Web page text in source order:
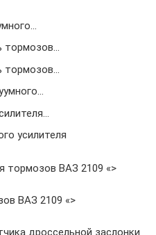
тормозов…
тормозов…
усилителя
тормозов ВАЗ 2109 «>
ВАЗ 2109 «>
дроссельной заслонки